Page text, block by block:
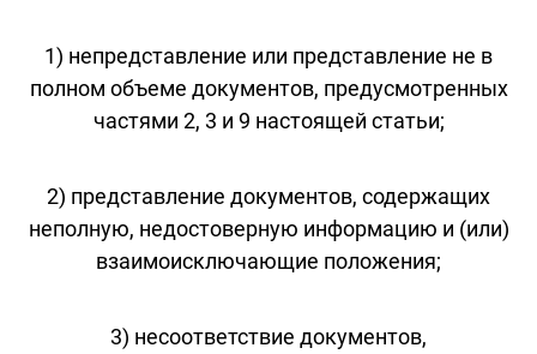
1) непредставление или представление не в
полном объеме документов, предусмотренных
частями 2, 3 и 9 настоящей статьи;
2) представление документов, содержащих
неполную, недостоверную информацию и (или)
взаимоисключающие положения;
3) несоответствие документов,